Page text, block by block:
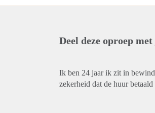
Deel deze oproep
Ik ben 24 jaar ik zit in
zekerheid dat de huur